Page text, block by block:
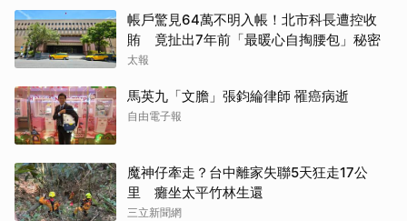
帳戶驚見64萬不明入帳！北市科長遭控收
賄 竟扯出7年前「最暖心自掏腰包」秘密
太報
馬英九「文膽」張鈞綸律師 罹癌病逝
自由電子報
魔神仔牽走？台中離家失聯5天狂走17公
里 癱坐太平竹林生還
三立新聞網